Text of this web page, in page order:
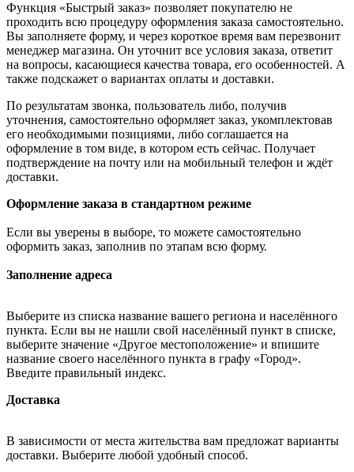
Функция «Быстрый заказ» позволяет покупателю не
проходить всю процедуру оформления заказа самостоятельно.
Вы заполняете форму, и через короткое время вам перезвонит
менеджер магазина. Он уточнит все условия заказа, ответит
на вопросы, касающиеся качества товара, его особенностей. А
также подскажет о вариантах оплаты и доставки.
По результатам звонка, пользователь либо, получив
уточнения, самостоятельно оформляет заказ, укомплектовав
его необходимыми позициями, либо соглашается на
оформление в том виде, в котором есть сейчас. Получает
подтверждение на почту или на мобильный телефон и ждёт
доставки.
Оформление заказа в стандартном режиме
Если вы уверены в выборе, то можете самостоятельно
оформить заказ, заполнив по этапам всю форму.
Заполнение адреса
Выберите из списка название вашего региона и населённого
пункта. Если вы не нашли свой населённый пункт в списке,
выберите значение «Другое местоположение» и впишите
название своего населённого пункта в графу «Город».
Введите правильный индекс.
Доставка
В зависимости от места жительства вам предложат варианты
доставки. Выберите любой удобный способ.